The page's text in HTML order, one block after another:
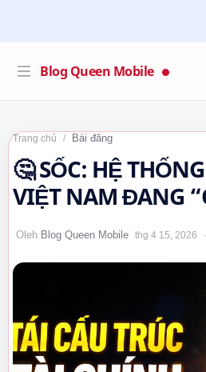
Blog Queen Mobile
Trang chủ Bài đăng
🤔 SỐC: HỆ
VIỆT NAM ĐANG
MỎNG”?! 38,5
SẼ ĐI VỀ ĐÂU…